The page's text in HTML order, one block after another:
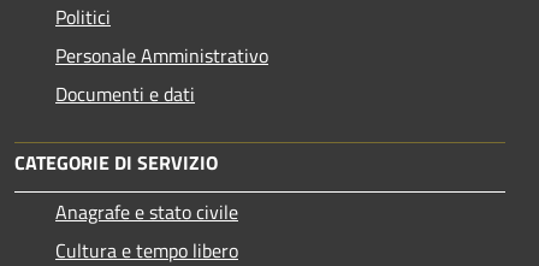
Politici
Personale Amministrativo
Documenti e dati
CATEGORIE DI SERVIZIO
Anagrafe e stato civile
Cultura e tempo libero